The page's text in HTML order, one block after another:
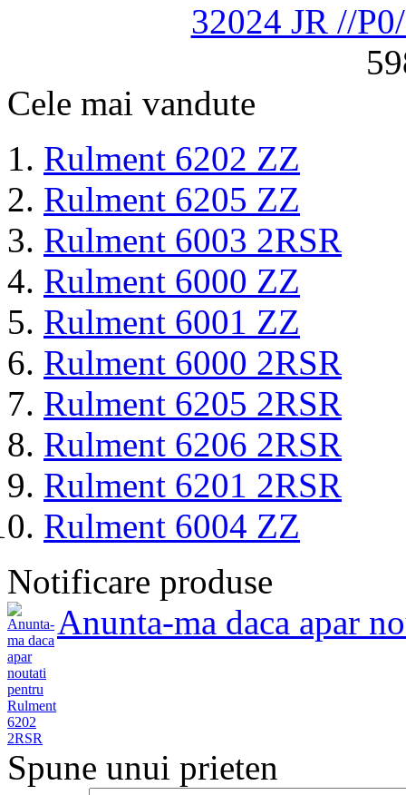
32024 JR //
Cele mai vandute
Rulment 6202 ZZ
Rulment 6205 ZZ
Rulment 6003 2RSR
Rulment 6000 ZZ
Rulment 6001 ZZ
Rulment 6000 2RSR
Rulment 6205 2RSR
Rulment 6206 2RSR
Rulment 6201 2RSR
Rulment 6004 ZZ
Notificare produse
Anunta-ma daca apar
Spune unui prieten